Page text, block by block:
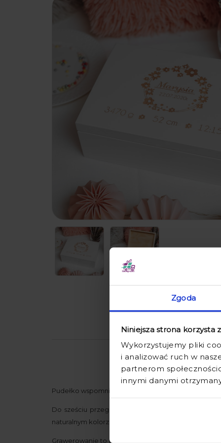
Zgoda
Niniejsza strona korzysta
Wykorzystujemy pliki
i analizować ruch w
partnerom
innymi danymi
Pudełko wspomnień z wygrawerowaną metryczką
Do sześciu przegródek można włożyć upominki
naturalnym kolorze drewna. Pudełko może zostać
Grawerowanie to bardzo trwała metoda